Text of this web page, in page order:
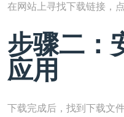
在网站上寻找下载链接，
步骤二：
应用
下载完成后，找到下载文